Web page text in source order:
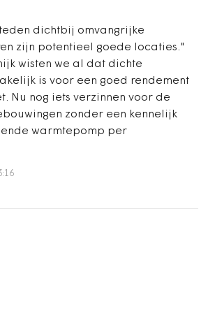
dichtbij omvangrijke
zijn potentieel goede locaties."
wisten we al dat dichte
is voor een goed rendement
Nu nog iets verzinnen voor de
zonder een kennelijk
warmtepomp per